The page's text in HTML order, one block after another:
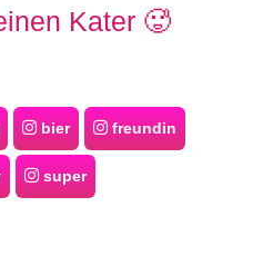
Kater 🥵
bier freundin
super